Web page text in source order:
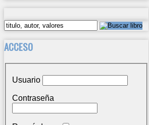
ACCESO
Usuario
Contraseña